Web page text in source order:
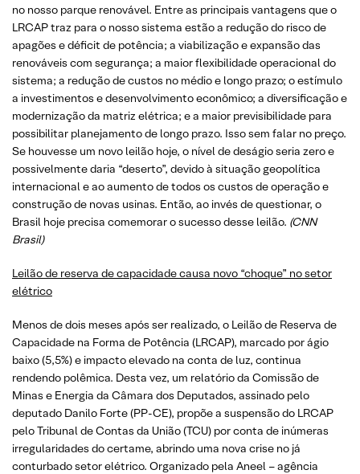
no nosso parque renovável. Entre as principais vantagens que o
LRCAP traz para o nosso sistema estão a redução do risco de
apagões e déficit de potência; a viabilização e expansão das
renováveis com segurança; a maior flexibilidade operacional do
sistema; a redução de custos no médio e longo prazo; o estímulo
a investimentos e desenvolvimento econômico; a diversificação e
modernização da matriz elétrica; e a maior previsibilidade para
possibilitar planejamento de longo prazo. Isso sem falar no preço.
Se houvesse um novo leilão hoje, o nível de deságio seria zero e
possivelmente daria “deserto”, devido à situação geopolítica
internacional e ao aumento de todos os custos de operação e
construção de novas usinas. Então, ao invés de questionar, o
Brasil hoje precisa comemorar o sucesso desse leilão. (CNN
Brasil)
Leilão de reserva de capacidade causa novo “choque” no setor
elétrico
Menos de dois meses após ser realizado, o Leilão de Reserva de
Capacidade na Forma de Potência (LRCAP), marcado por ágio
baixo (5,5%) e impacto elevado na conta de luz, continua
rendendo polêmica. Desta vez, um relatório da Comissão de
Minas e Energia da Câmara dos Deputados, assinado pelo
deputado Danilo Forte (PP-CE), propõe a suspensão do LRCAP
pelo Tribunal de Contas da União (TCU) por conta de inúmeras
irregularidades do certame, abrindo uma nova crise no já
conturbado setor elétrico. Organizado pela Aneel – agência